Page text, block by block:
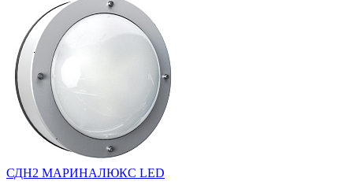
СДН2 МАРИНАЛЮКС LED